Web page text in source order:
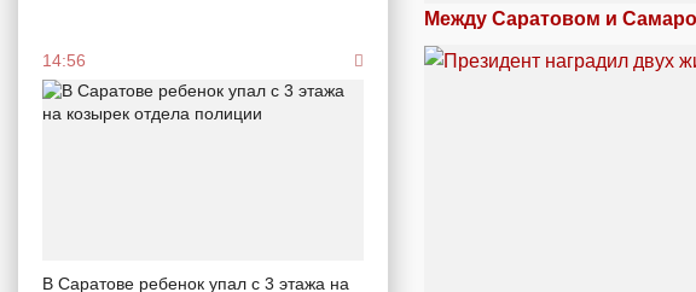
14:56
В Саратове ребенок упал с 3 этажа на
Между Саратовом и